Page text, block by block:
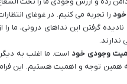
را تجربه می کنیم. در غوغای
گرفتن این نداهای درونی، ما
وجودی خود است. ما اغلب به
توجه و اهمیت هستیم. این